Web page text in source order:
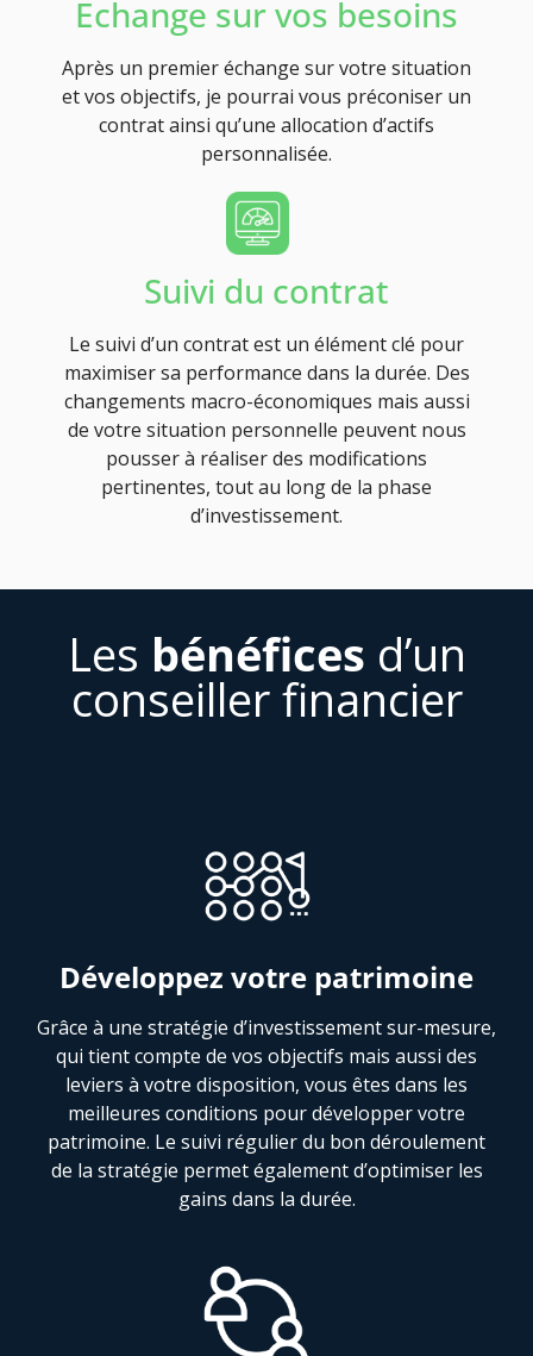
Echange sur vos besoins
Après un premier échange sur votre situation
et vos objectifs, je pourrai vous préconiser un
contrat ainsi qu’une allocation d’actifs
personnalisée.
Suivi du contrat
Le suivi d’un contrat est un élément clé pour
maximiser sa performance dans la durée. Des
changements macro-économiques mais aussi
de votre situation personnelle peuvent nous
pousser à réaliser des modifications
pertinentes, tout au long de la phase
d’investissement.
Les bénéfices d’un
conseiller financier
Développez votre patrimoine
Grâce à une stratégie d’investissement sur-mesure,
qui tient compte de vos objectifs mais aussi des
leviers à votre disposition, vous êtes dans les
meilleures conditions pour développer votre
patrimoine. Le suivi régulier du bon déroulement
de la stratégie permet également d’optimiser les
gains dans la durée.